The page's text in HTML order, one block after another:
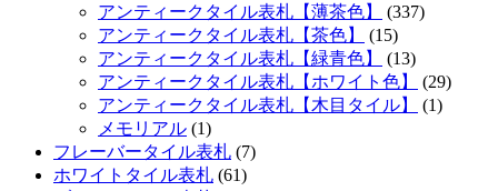
アンティークタイル表札【薄茶色】
(337)
アンティークタイル表札【茶色】
(15)
アンティークタイル表札【緑青色】
(13)
アンティークタイル表札【ホワイト色】
(29)
アンティークタイル表札【木目タイル】
(1)
メモリアル (1)
フレーバータイル表札 (7)
ホワイトタイル表札 (61)